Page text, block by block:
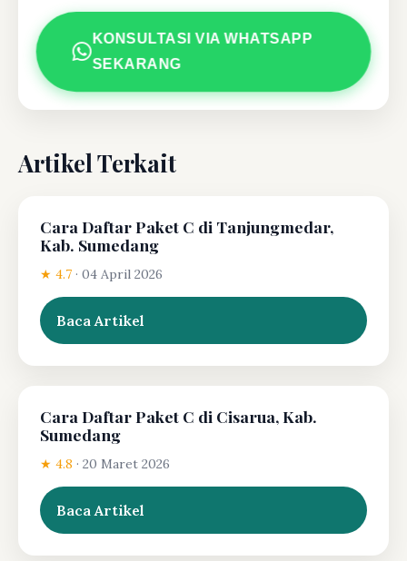
KONSULTASI VIA WHATSAPP
SEKARANG
Artikel Terkait
Cara Daftar Paket C di Tanjungmedar,
Kab. Sumedang
★ 4.7 · 04 April 2026
Baca Artikel
Cara Daftar Paket C di Cisarua, Kab.
Sumedang
★ 4.8 · 20 Maret 2026
Baca Artikel